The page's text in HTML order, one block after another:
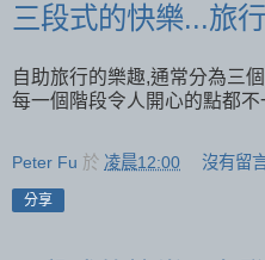
三段式的快樂...旅
自助旅行的樂趣,通常分為三
每一個階段令人開心的點都不
Peter Fu 於 凌晨12:00 沒有留
分享